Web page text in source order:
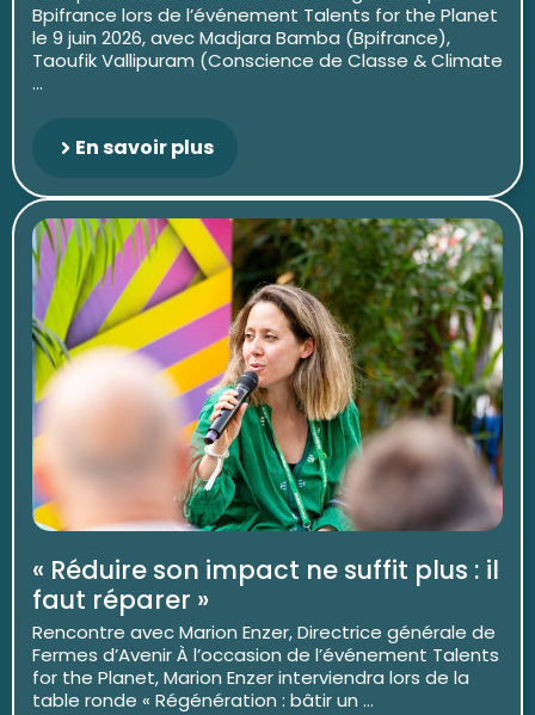
Bpifrance lors de l’événement Talents for the Planet
le 9 juin 2026, avec Madjara Bamba (Bpifrance),
Taoufik Vallipuram (Conscience de Classe & Climate
...
En savoir plus
« Réduire son impact ne suffit plus : il
faut réparer »
Rencontre avec Marion Enzer, Directrice générale de
Fermes d’Avenir À l’occasion de l’événement Talents
for the Planet, Marion Enzer interviendra lors de la
table ronde « Régénération : bâtir un ...